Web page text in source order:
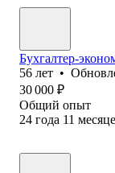
Бухгалтер-
56 лет •
30 000 ₽
Общий опыт
24 года 11